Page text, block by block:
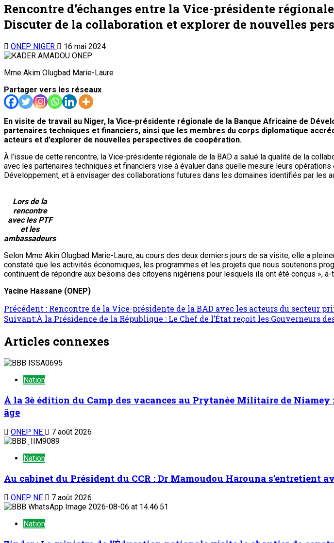
Rencontre d’échanges entre la Vice-présidente
Discuter de la collaboration et explorer de nouvelles
ONEP NIGER 16 mai 2024
Mme Akim Olugbad Marie-Laure
Partager vers les réseaux
En visite de travail au Niger, la Vice-présidente régionale de la Banque Africaine de
partenaires techniques et financiers, ainsi que les membres du corps diplomatique
acteurs et d’explorer de nouvelles perspectives de coopération.
À l’issue de cette rencontre, la Vice-présidente régionale de la BAD a salué la qualité de la
avec les partenaires techniques et financiers vise à évaluer dans quelle mesure leurs
Développement, et à envisager des collaborations futures dans les domaines identifiés par les
Lors de la
rencontre
avec les PTF
et les
ambassadeurs
Selon Mme Akin Olugbad Marie-Laure, au cours des deux derniers jours de sa visite, elle a
constaté que les activités économiques, les programmes et les projets que nous soutenons
continuent de répondre aux besoins des citoyens nigériens pour lesquels ils ont été conçus », a-
Yacine Hassane (ONEP)
Précédent : Rencontre de la Vice-présidente de la BAD avec les acteurs du secteur
Suivant:À la Présidence de la République : Le Chef de l’État reçoit les Gouverneurs
Articles connexes
Nation
À la 3è édition du Camp des vacances au Prytanée Militaire de
âge
ONEP NE 7 août 2026
Nation
Au cabinet du Président du CCR : Dr Mamoudou Harouna s’entretient
ONEP NE 7 août 2026
Nation